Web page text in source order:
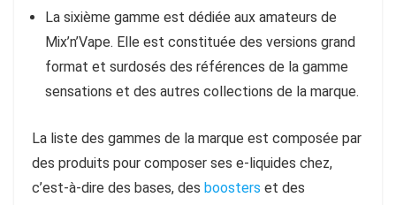
La sixième gamme est dédiée aux amateurs de
Mix’n’Vape. Elle est constituée des versions grand
format et surdosés des références de la gamme
sensations et des autres collections de la marque.
La liste des gammes de la marque est composée par
des produits pour composer ses e-liquides chez,
c’est-à-dire des bases, des boosters et des